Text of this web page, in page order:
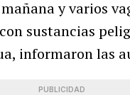
y varios
sustancias
informaron las
PUBLICIDAD